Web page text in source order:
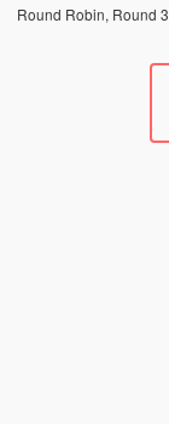
Round Robin, Round 3